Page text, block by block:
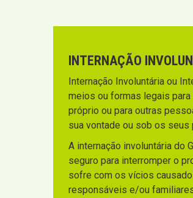
INTERNAÇÃO
Internação Involuntária ou
meios ou formas legais
próprio ou para outras
sua vontade ou sob os seus
A internação involuntária do
seguro para interromper o
sofre com os vícios
responsáveis e/ou